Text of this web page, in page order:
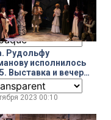
Рудольфу
исполнилось
Выставка и вечер
народного артиста
2023 00:10